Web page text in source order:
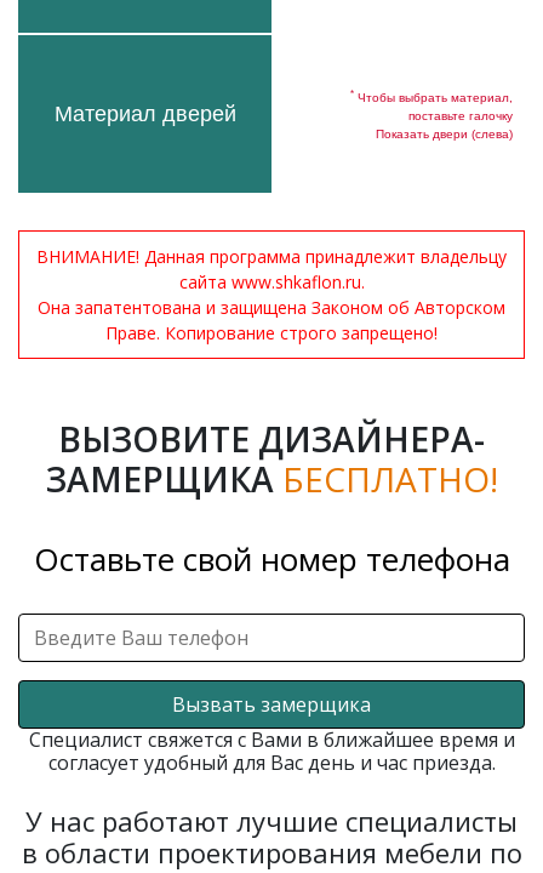
Материал дверей
* Чтобы выбрать материал,
поставьте галочку
Показать двери (слева)
ВНИМАНИЕ! Данная программа принадлежит владельцу
сайта www.shkaflon.ru.
Она запатентована и защищена Законом об Авторском
Праве. Копирование строго запрещено!
ВЫЗОВИТЕ ДИЗАЙНЕРА-
ЗАМЕРЩИКА БЕСПЛАТНО!
Оставьте свой номер телефона
Вызвать замерщика
Специалист свяжется с Вами в ближайшее время и
согласует удобный для Вас день и час приезда.
У нас работают лучшие специалисты
в области проектирования мебели по